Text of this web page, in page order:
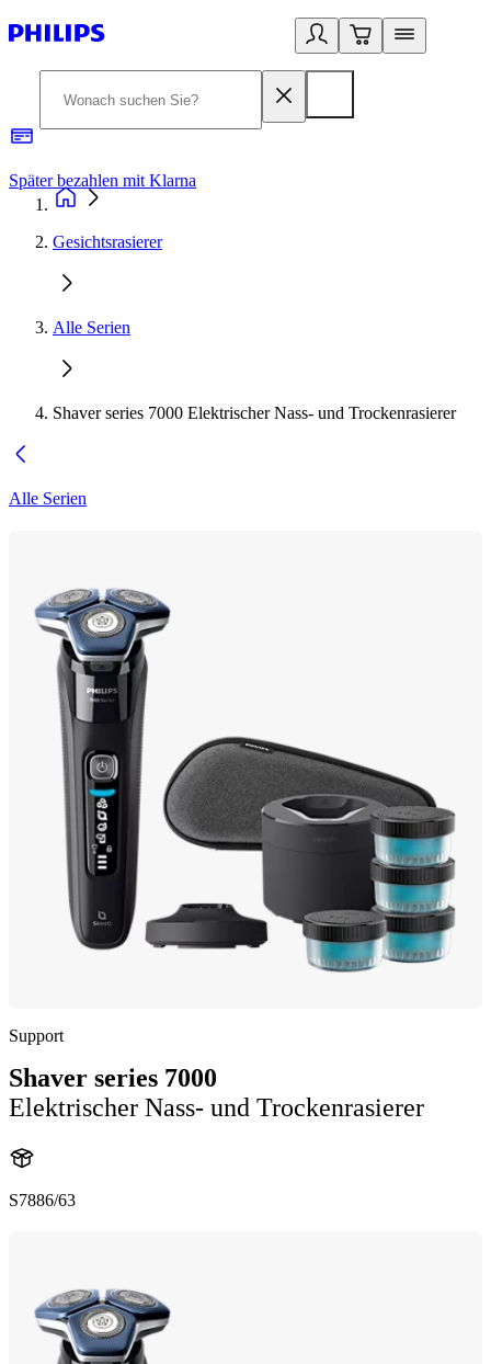
Später bezahlen mit Klarna
Gesichtsrasierer
Alle Serien
Shaver series 7000 Elektrischer Nass- und Trockenrasierer
Alle Serien
Support
Shaver series 7000
Elektrischer Nass- und Trockenrasierer
S7886/63